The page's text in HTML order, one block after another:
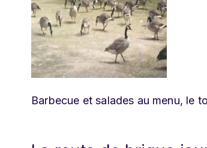
Barbecue et salades au menu, le